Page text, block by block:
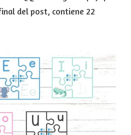
del post, contiene 22